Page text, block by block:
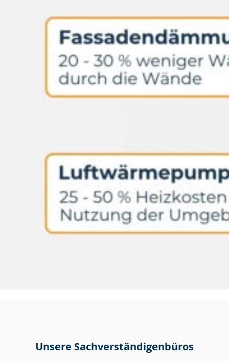
Unsere Sach­ver­stän­di­gen­bü­ros